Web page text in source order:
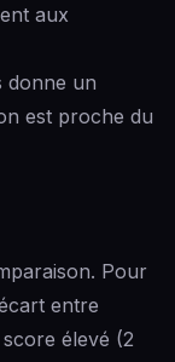
aux
donne un
est proche du
Pour
entre
élevé (2